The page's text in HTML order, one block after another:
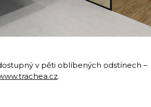
v pěti oblíbených odstínech –
.